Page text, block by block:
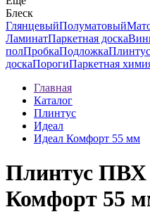
Блеск
ГлянцевыйПолуматовый
ЛаминатПаркетная доска
полПробкаПодложкаПлинтус
доскаПорогиПаркетная
Главная
Каталог
Плинтус
Идеал
Идеал Комфорт 55 мм
Плинтус ПВХ
Комфорт 55